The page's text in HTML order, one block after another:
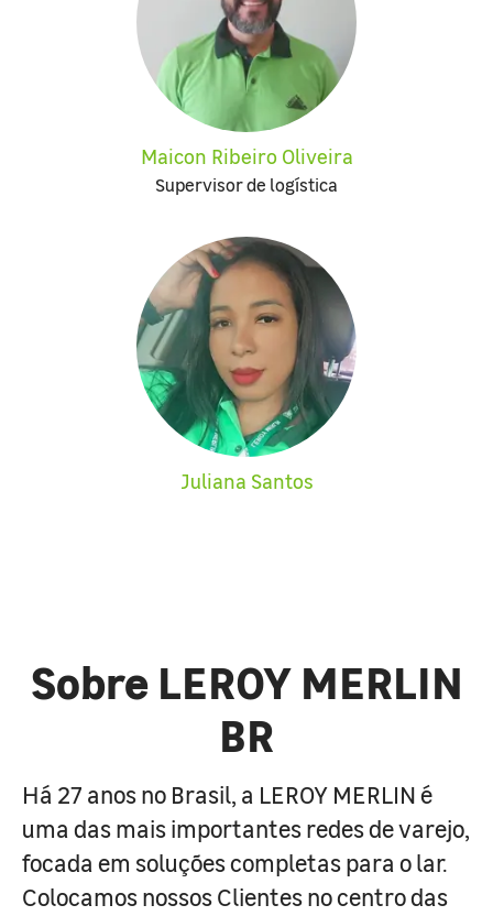
Maicon Ribeiro Oliveira
Supervisor de logística
Juliana Santos
Sobre LEROY MERLIN
BR
Há 27 anos no Brasil, a LEROY MERLIN é
uma das mais importantes redes de varejo,
focada em soluções completas para o lar.
Colocamos nossos Clientes no centro das